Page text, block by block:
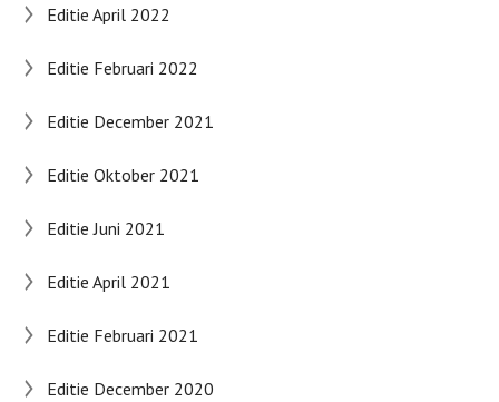
Editie April 2022
Editie Februari 2022
Editie December 2021
Editie Oktober 2021
Editie Juni 2021
Editie April 2021
Editie Februari 2021
Editie December 2020